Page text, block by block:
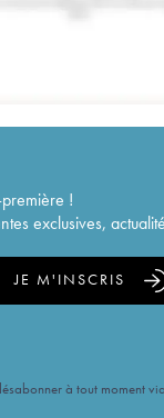
!
exclusives,
JE M'INSCRIS
à tout moment